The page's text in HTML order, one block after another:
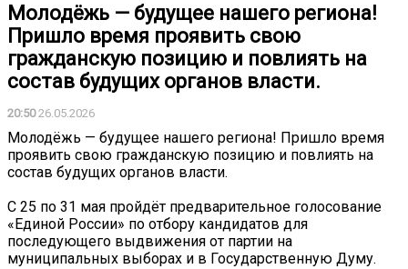
Молодёжь — будущее нашего региона!
Пришло время проявить свою
гражданскую позицию и повлиять на
состав будущих органов власти.
20:5026.05.2026
Молодёжь — будущее нашего региона! Пришло время
проявить свою гражданскую позицию и повлиять на
состав будущих органов власти.
С 25 по 31 мая пройдёт предварительное голосование
«Единой России» по отбору кандидатов для
последующего выдвижения от партии на
муниципальных выборах и в Государственную Думу.